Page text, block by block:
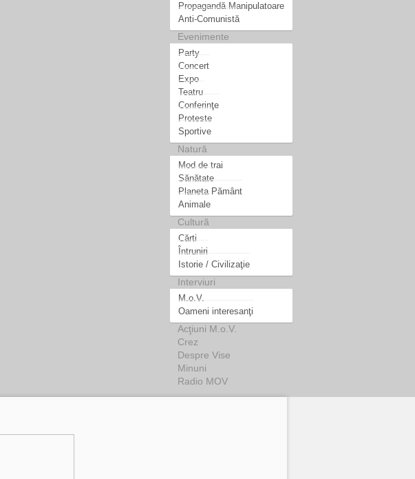
Propagandă Manipulatoare
Anti-Comunistă
Evenimente
Party
Concert
Expo
Teatru
Conferinţe
Proteste
Sportive
Natură
Mod de trai
Sănătate
Planeta Pământ
Animale
Cultură
Cărti
Întruniri
Istorie / Civilizaţie
Interviuri
M.o.V.
Oameni interesanţi
Acţiuni M.o.V.
Crez
Despre Vise
Minuni
Radio MOV